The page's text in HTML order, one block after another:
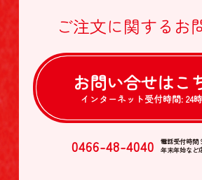
ご注文に関する お
お問い合せはこ
インターネット受付時間: 24
0466-48-4040
電話受付時間
年末年始など